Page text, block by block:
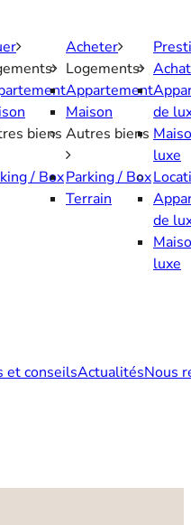
biens
/ Box
Acheter
Logements
Appartement
Maison
Autres biens
Parking / Box
Terrain
Achat
de
luxe
de
luxe
et conseilsActualitésNous